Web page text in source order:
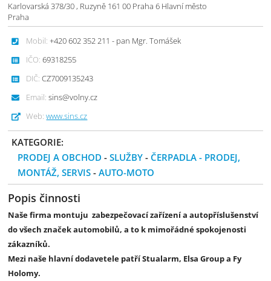
Karlovarská 378/30 , Ruzyně 161 00 Praha 6 Hlavní město
Praha
Mobil: +420 602 352 211 - pan Mgr. Tomášek
IČO: 69318255
DIČ: CZ7009135243
Email: sins@volny.cz
Web: www.sins.cz
KATEGORIE:
PRODEJ A OBCHOD -SLUŽBY - ČERPADLA - PRODEJ,
MONTÁŽ, SERVIS -AUTO-MOTO
Popis činnosti
Naše firma montuju zabezpečovací zařízení a autopříslušenství
do všech značek automobilů, a to k mimořádné spokojenosti
zákazníků.
Mezi naše hlavní dodavetele patří Stualarm, Elsa Group a Fy
Holomy.